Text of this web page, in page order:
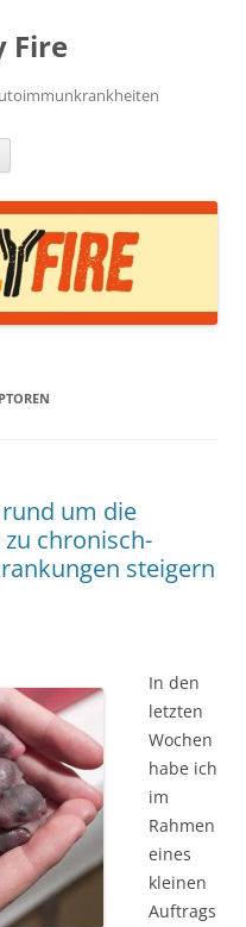
Fire
um die
chronisch-
steigern
In den
letzten
Wochen
habe ich
im
Rahmen
eines
kleinen
Auftrags